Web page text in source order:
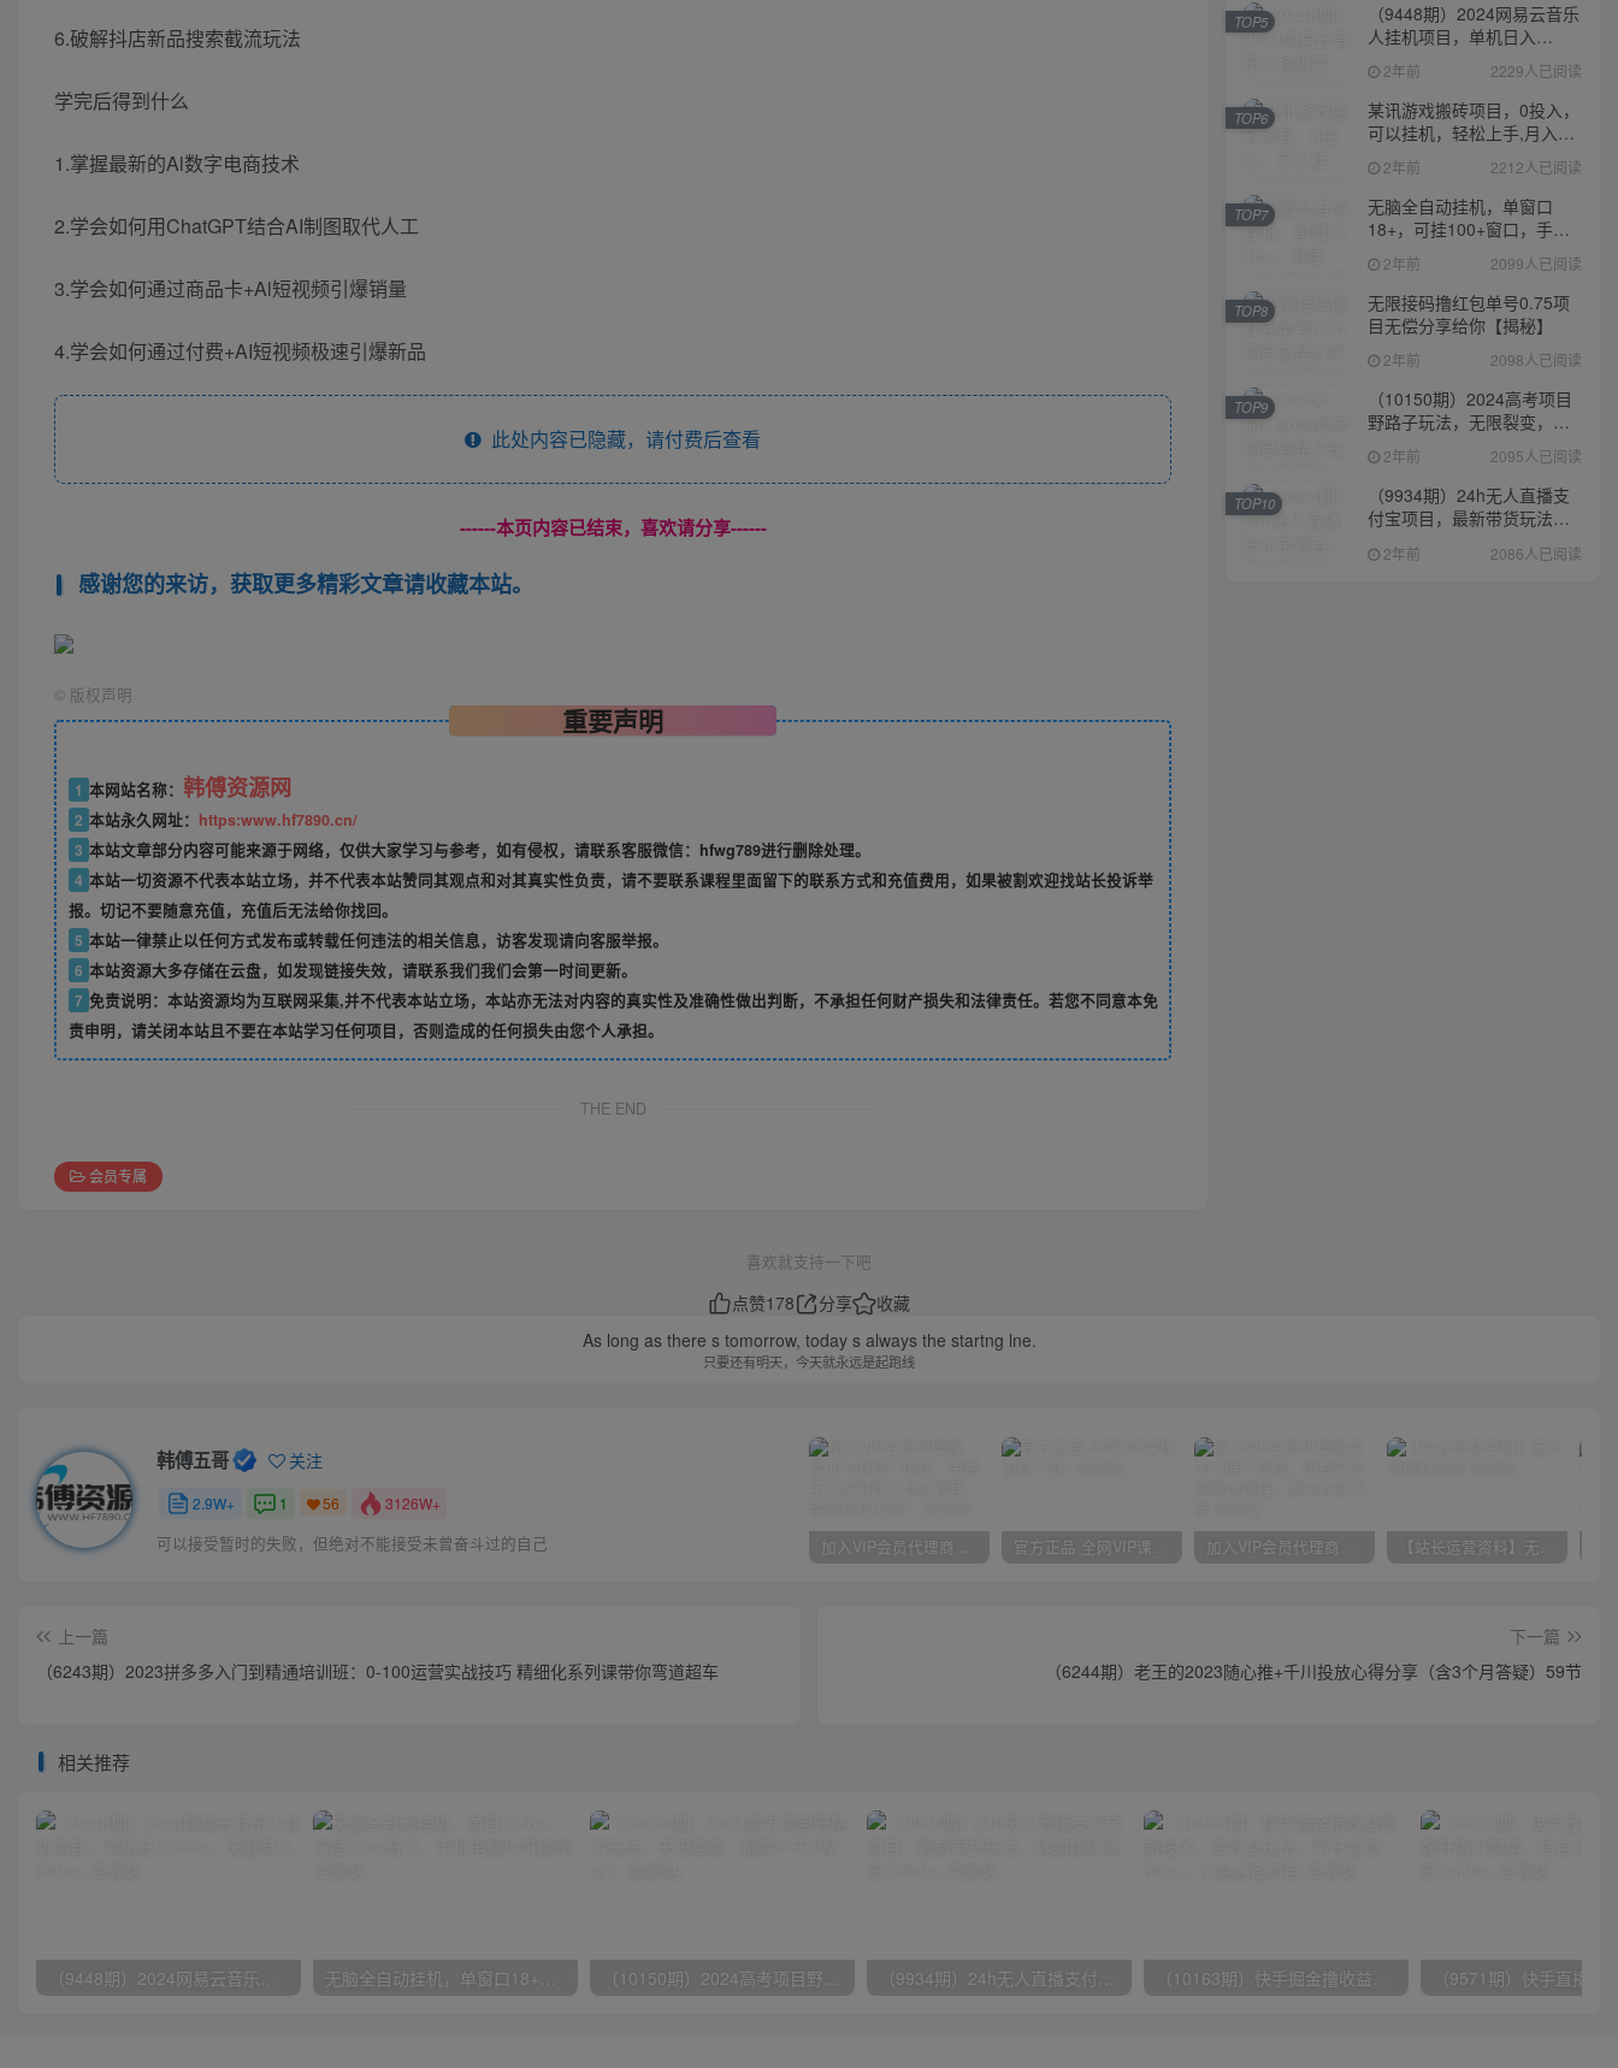
6.破解抖店新品搜索截流玩法
学完后得到什么
1.掌握最新的Al数字电商技术
2.学会如何用ChatGPT结合AI制图取代人工
3.学会如何通过商品卡+Al短视频引爆销量
4.学会如何通过付费+AI短视频极速引爆新品
此处内容已隐藏，请付费后查看
------本页内容已结束，喜欢请分享------
感谢您的来访，获取更多精彩文章请收藏本站。
© 版权声明
重要声明
1 本网站名称： 韩傅资源网
2 本站永久网址： https:www.hf7890.cn/
3 本站文章部分内容可能来源于网络，仅供大家学习与参考，如有侵权，请联系客服微信：hfwg789进行删除处理。
4 本站一切资源不代表本站立场，并不代表本站赞同其观点和对其真实性负责，请不要联系课程里面留下的联系方式和充值费用，如果被割欢迎找站长投诉举
报。切记不要随意充值，充值后无法给你找回。
5 本站一律禁止以任何方式发布或转载任何违法的相关信息，访客发现请向客服举报。
6 本站资源大多存储在云盘，如发现链接失效，请联系我们我们会第一时间更新。
7 免责说明：本站资源均为互联网采集,并不代表本站立场，本站亦无法对内容的真实性及准确性做出判断，不承担任何财产损失和法律责任。若您不同意本免
责申明，请关闭本站且不要在本站学习任何项目，否则造成的任何损失由您个人承担。
THE END
会员专属
喜欢就支持一下吧
点赞178 分享
收藏
As long as there s tomorrow, today s always the startng lne.
只要还有明天，今天就永远是起跑线
韩傅五哥 关注
2.9W+ 1 56 3126W+
可以接受暂时的失败，但绝对不能接受未曾奋斗过的自己 加入VIP会员代理商，享90%的推广提成，免费学习多种网上创业课程，菜鸟秒变大神！ 官方正品 全网VIP课程 无损下载~ 加入VIP会员代理商享90%推广提成，免费学多种网创课程，菜鸟秒变大神 【站长运营资料】无水印课程资源
上一篇
（6243期）2023拼多多入门到精通培训班：0-100运营实战技巧 精细化系列课带你弯道超车
下一篇
（6244期）老王的2023随心推+千川投放心得分享（含3个月答疑）59节
相关推荐
（9448期）2024网易云音乐
人挂机项目，单机日入
150+，无脑月入5000+
2年前 2229人已阅读
TOP5
某讯游戏搬砖项目，0投入，
可以挂机，轻松上手,月入
3000+上不封顶
2年前 2212人已阅读
TOP6
无脑全自动挂机，单窗口
18+，可挂100+窗口，手机
电脑均可操作
2年前 2099人已阅读
TOP7
无限接码撸红包单号0.75项
目无偿分享给你【揭秘】
2年前 2098人已阅读
TOP8
（10150期）2024高考项目
野路子玩法，无限裂变，最
高一天1W＋！
2年前 2095人已阅读
TOP9
（9934期）24h无人直播支
付宝项目，最新带货玩法，
纯躺赚实测日入500+
2年前 2086人已阅读
TOP10